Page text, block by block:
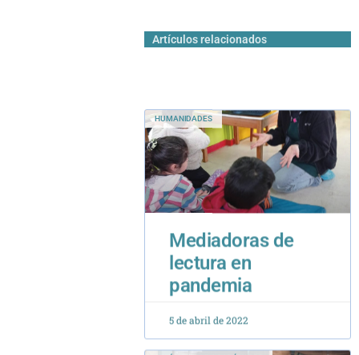
Artículos relacionados
Mediadoras de
lectura en
pandemia
5 de abril de 2022
ARTÍCULOS DE ACADÉMICOS